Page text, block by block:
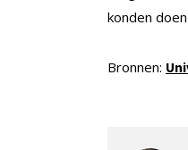
konden
Bronnen: U